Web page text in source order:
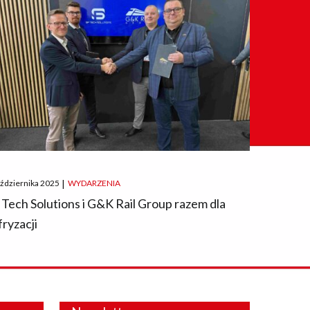
2025 | WYDARZENIA
Tech Solutions i G&K Rail Group razem dla